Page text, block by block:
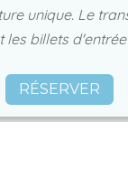
unique. Le
les billets
RÉSERVER